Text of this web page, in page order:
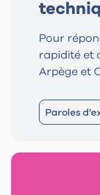
Pour
rapidité et
Arpège et
traitement
services
réduit les
Paroles